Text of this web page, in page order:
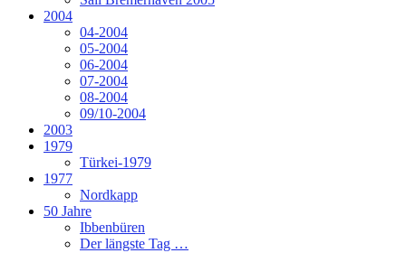
2004
04-2004
05-2004
06-2004
07-2004
08-2004
09/10-2004
2003
1979
Türkei-1979
1977
Nordkapp
50 Jahre
Ibbenbüren
Der längste Tag …